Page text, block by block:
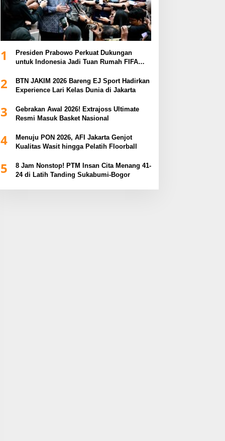
1
Presiden Prabowo Perkuat Dukungan
untuk Indonesia Jadi Tuan Rumah FIFA
Piala Dunia 2030
2
BTN JAKIM 2026 Bareng EJ Sport Hadirkan
Experience Lari Kelas Dunia di Jakarta
3
Gebrakan Awal 2026! Extrajoss Ultimate
Resmi Masuk Basket Nasional
4
Menuju PON 2026, AFI Jakarta Genjot
Kualitas Wasit hingga Pelatih Floorball
5
8 Jam Nonstop! PTM Insan Cita Menang 41-
24 di Latih Tanding Sukabumi-Bogor